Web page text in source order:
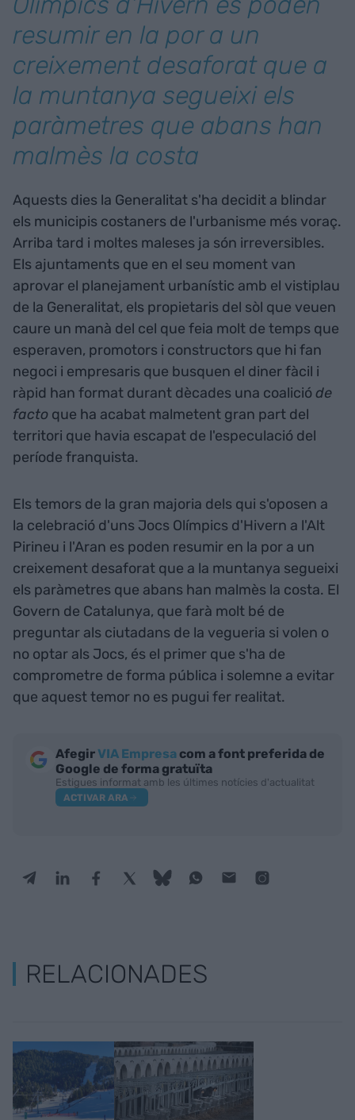
resumir en la por a un
creixement desaforat que a
la muntanya segueixi els
paràmetres que abans han
malmès la costa
Aquests dies la Generalitat s'ha decidit a blindar
els municipis costaners de l'urbanisme més voraç.
Arriba tard i moltes maleses ja són irreversibles.
Els ajuntaments que en el seu moment van
aprovar el planejament urbanístic amb el vistiplau
de la Generalitat, els propietaris del sòl que veuen
caure un manà del cel que feia molt de temps que
esperaven, promotors i constructors que hi fan
negoci i empresaris que busquen el diner fàcil i
ràpid han format durant dècades una coalicióde
facto que ha acabat malmetent gran part del
territori que havia escapat de l'especulació del
període franquista.
Els temors de la gran majoria dels qui s'oposen a
la celebració d'uns Jocs Olímpics d'Hivern a l'Alt
Pirineu i l'Aran es poden resumir en la por a un
creixement desaforat que a la muntanya segueixi
els paràmetres que abans han malmès la costa. El
Govern de Catalunya, que farà molt bé de
preguntar als ciutadans de la vegueria si volen o
no optar als Jocs, és el primer que s'ha de
comprometre de forma pública i solemne a evitar
que aquest temor no es pugui fer realitat.
AfegirVIA Empresa com a font preferida de
Google de forma gratuïta
Estigues informat amb les últimes notícies d'actualitat
ACTIVAR ARA
RELACIONADES